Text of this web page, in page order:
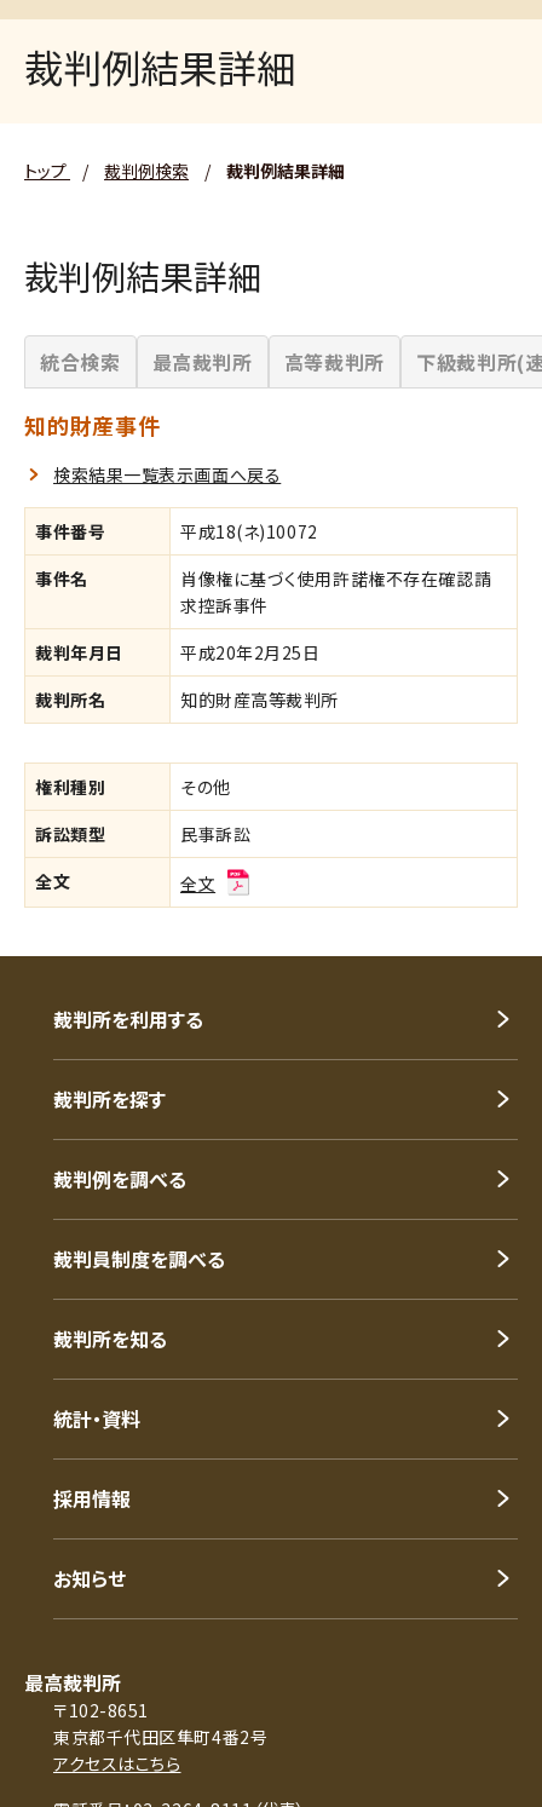
裁判例結果詳細
トップ / 裁判例検索 / 裁判例結果詳細
裁判例結果詳細
統合検索 最高裁判所 高等裁判所 下級裁判所(
知的財産事件
検索結果一覧表示画面へ戻る
事件番号
平成18(ネ)10072
事件名
肖像権に基づく使用許諾権不存在確認請
求控訴事件
裁判年月日
平成20年2月25日
裁判所名
知的財産高等裁判所
権利種別
その他
訴訟類型
民事訴訟
全文
全文
裁判所を利用する
裁判所を探す
裁判例を調べる
裁判員制度を調べる
裁判所を知る
統計・資料
採用情報
お知らせ
最高裁判所
〒102-8651
東京都千代田区隼町4番2号
アクセスはこちら